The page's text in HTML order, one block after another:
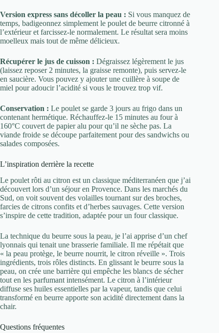
Version express sans décoller la peau : Si vous manquez de
temps, badigeonnez simplement le poulet de beurre citronné à
l’extérieur et farcissez-le normalement. Le résultat sera moins
moelleux mais tout de même délicieux.
Récupérer le jus de cuisson : Dégraissez légèrement le jus
(laissez reposer 2 minutes, la graisse remonte), puis servez-le
en saucière. Vous pouvez y ajouter une cuillère à soupe de
miel pour adoucir l’acidité si vous le trouvez trop vif.
Conservation : Le poulet se garde 3 jours au frigo dans un
contenant hermétique. Réchauffez-le 15 minutes au four à
160°C couvert de papier alu pour qu’il ne sèche pas. La
viande froide se découpe parfaitement pour des sandwichs ou
salades composées.
L’inspiration derrière la recette
Le poulet rôti au citron est un classique méditerranéen que j’ai
découvert lors d’un séjour en Provence. Dans les marchés du
Sud, on voit souvent des volailles tournant sur des broches,
farcies de citrons confits et d’herbes sauvages. Cette version
s’inspire de cette tradition, adaptée pour un four classique.
La technique du beurre sous la peau, je l’ai apprise d’un chef
lyonnais qui tenait une brasserie familiale. Il me répétait que
« la peau protège, le beurre nourrit, le citron réveille ». Trois
ingrédients, trois rôles distincts. En glissant le beurre sous la
peau, on crée une barrière qui empêche les blancs de sécher
tout en les parfumant intensément. Le citron à l’intérieur
diffuse ses huiles essentielles par la vapeur, tandis que celui
transformé en beurre apporte son acidité directement dans la
chair.
Questions fréquentes